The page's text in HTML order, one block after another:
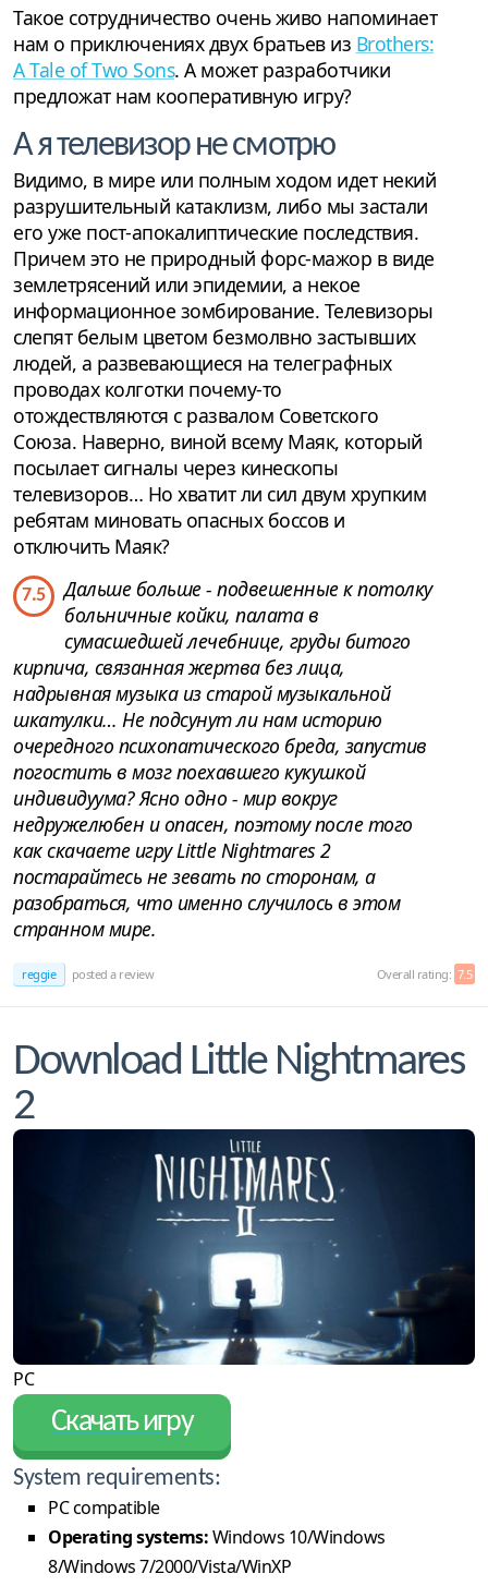
Такое сотрудничество очень живо напоминает
нам о приключениях двух братьев из Brothers:
A Tale of Two Sons. А может разработчики
предложат нам кооперативную игру?
А я телевизор не смотрю
Видимо, в мире или полным ходом идет некий
разрушительный катаклизм, либо мы застали
его уже пост-апокалиптические последствия.
Причем это не природный форс-мажор в виде
землетрясений или эпидемии, а некое
информационное зомбирование. Телевизоры
слепят белым цветом безмолвно застывших
людей, а развевающиеся на телеграфных
проводах колготки почему-то
отождествляются с развалом Советского
Союза. Наверно, виной всему Маяк, который
посылает сигналы через кинескопы
телевизоров… Но хватит ли сил двум хрупким
ребятам миновать опасных боссов и
отключить Маяк?
7.5
Дальше больше - подвешенные к потолку
больничные койки, палата в
сумасшедшей лечебнице, груды битого
кирпича, связанная жертва без лица,
надрывная музыка из старой музыкальной
шкатулки… Не подсунут ли нам историю
очередного психопатического бреда, запустив
погостить в мозг поехавшего кукушкой
индивидуума? Ясно одно - мир вокруг
недружелюбен и опасен, поэтому после того
как скачаете игру Little Nightmares 2
постарайтесь не зевать по сторонам, а
разобраться, что именно случилось в этом
странном мире.
reggie posted a review Overall rating: 7.5
Download Little Nightmares
2
PC
Скачать игру
System requirements:
PC compatible
Operating systems:Windows 10/Windows
8/Windows 7/2000/Vista/WinXP